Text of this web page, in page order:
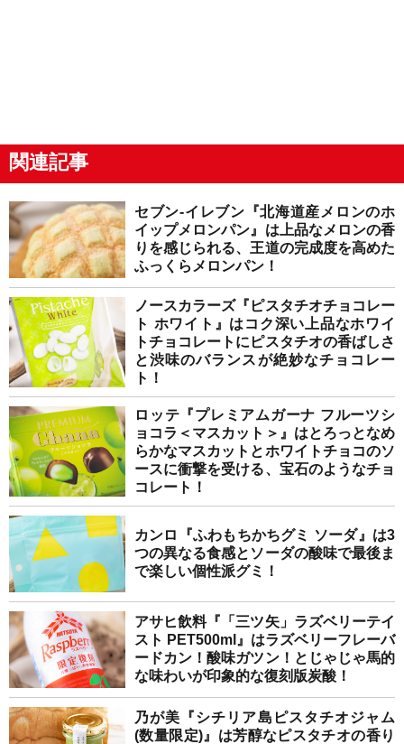
関連記事
セブン-イレブン『北海道産メロンのホ
イップメロンパン』は上品なメロンの香
りを感じられる、王道の完成度を高めた
ふっくらメロンパン！
ノースカラーズ『ピスタチオチョコレー
ト ホワイト』はコク深い上品なホワイ
トチョコレートにピスタチオの香ばしさ
と渋味のバランスが絶妙なチョコレー
ト！
ロッテ『プレミアムガーナ フルーツシ
ョコラ＜マスカット＞』はとろっとなめ
らかなマスカットとホワイトチョコのソ
ースに衝撃を受ける、宝石のようなチョ
コレート！
カンロ『ふわもちかちグミ ソーダ』は3
つの異なる食感とソーダの酸味で最後ま
で楽しい個性派グミ！
アサヒ飲料『「三ツ矢」ラズベリーテイ
スト PET500ml』はラズベリーフレーバ
ードカン！酸味ガツン！とじゃじゃ馬的
な味わいが印象的な復刻版炭酸！
乃が美『シチリア島ピスタチオジャム
(数量限定)』は芳醇なピスタチオの香り